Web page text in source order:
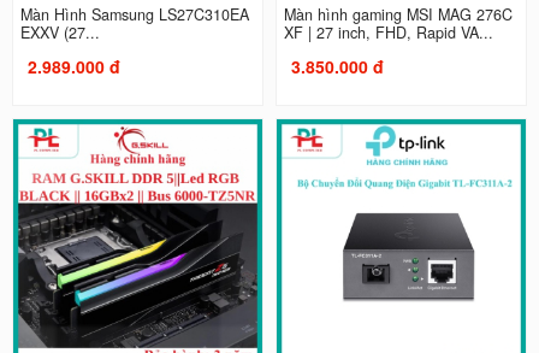
Màn Hình Samsung LS27C310EA
EXXV (27...
2.989.000 đ
Màn hình gaming MSI MAG 276C
XF | 27 inch, FHD, Rapid VA...
3.850.000 đ